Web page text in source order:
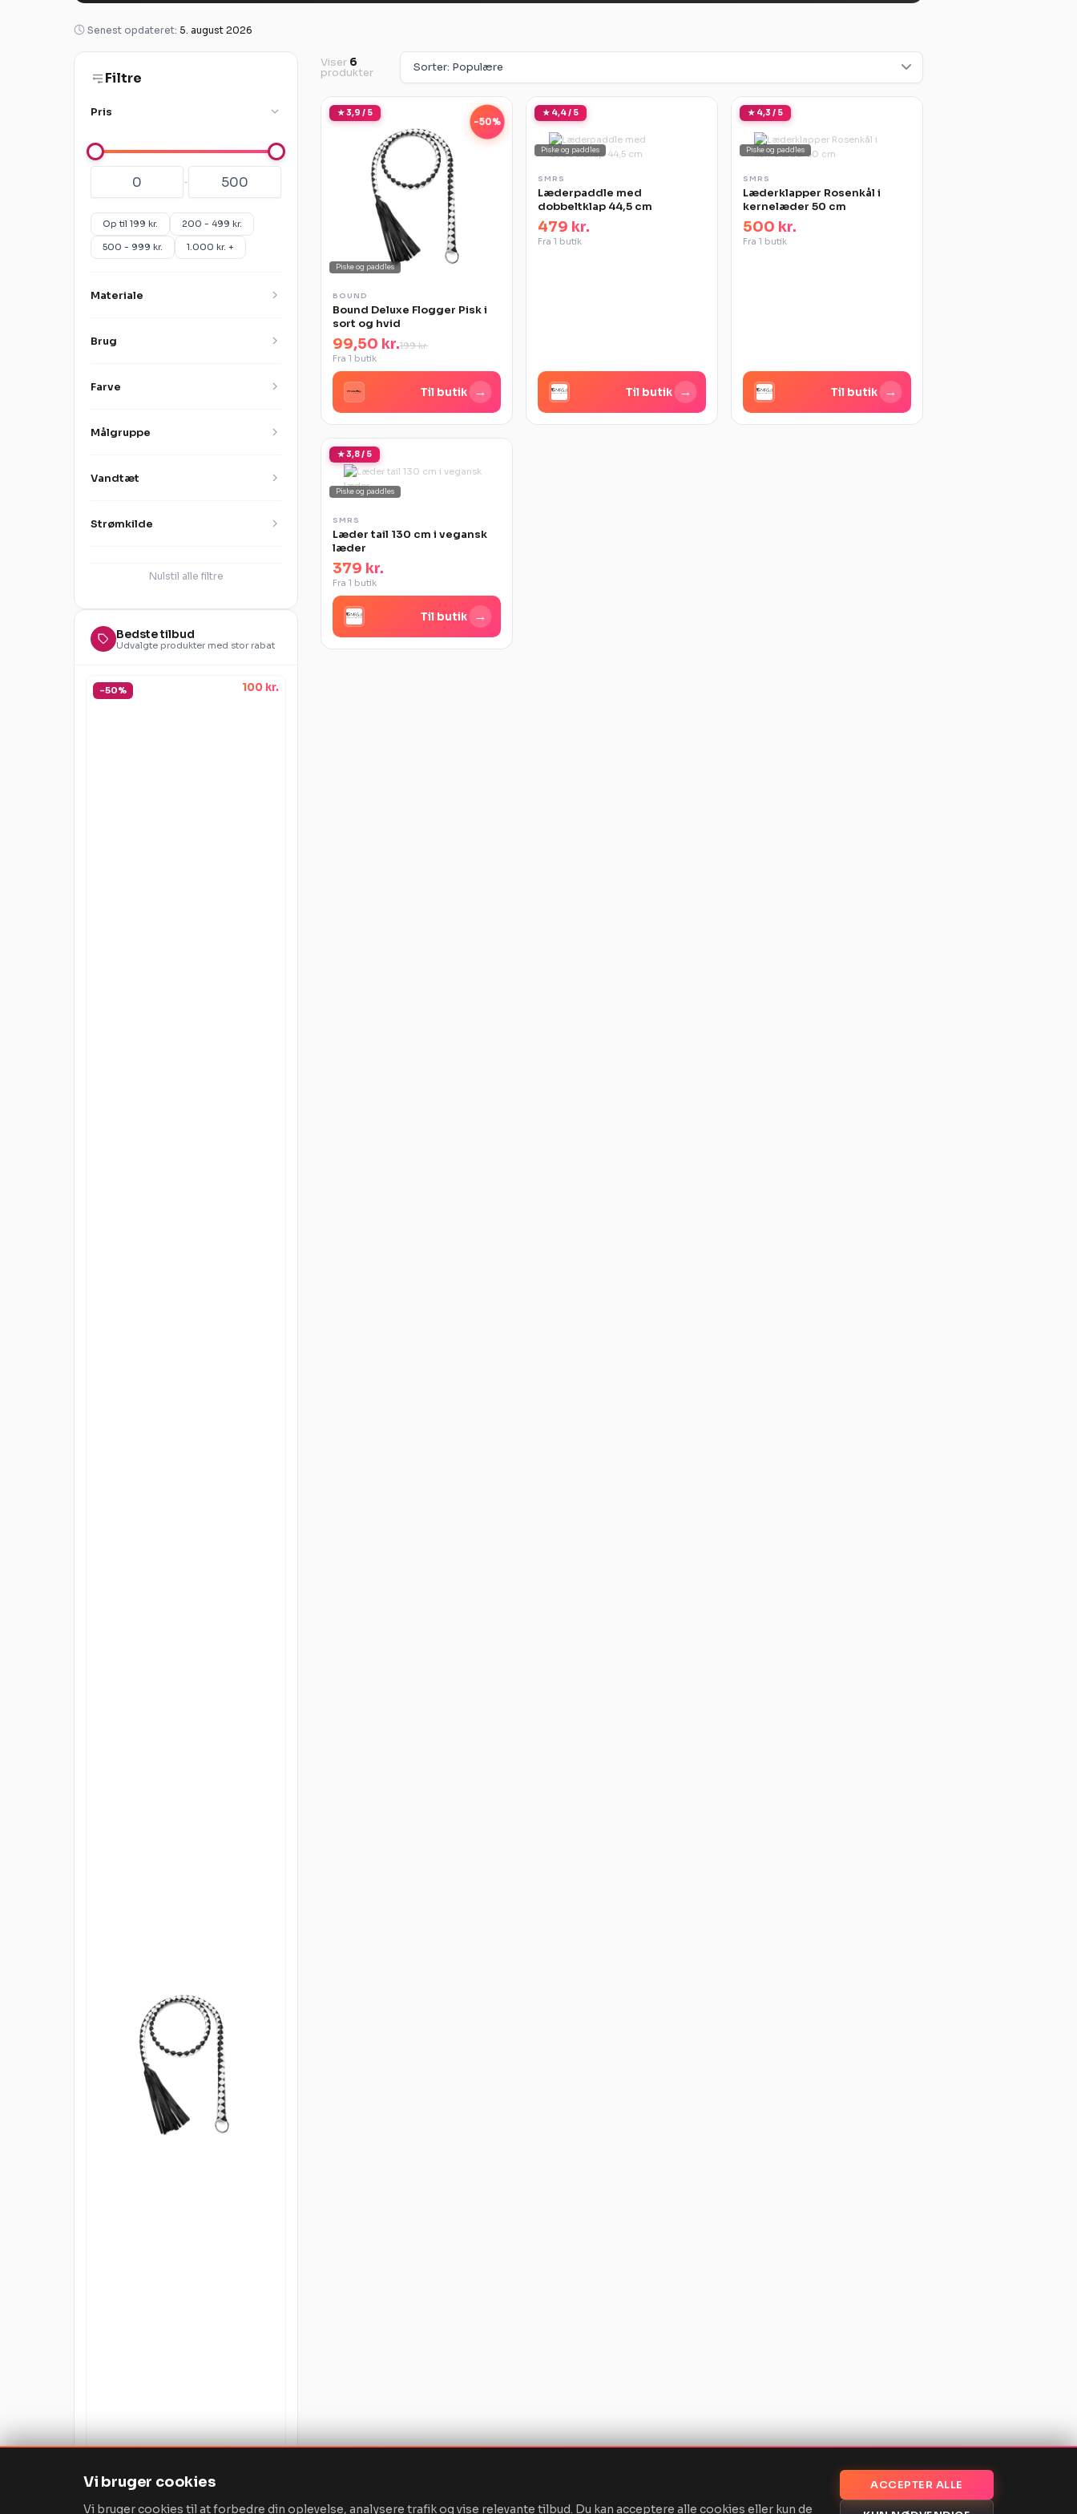
Senest opdateret: 5. august 2026
Filtre
Pris
-
Op til 199 kr. 200 - 499 kr.
500 - 999 kr. 1.000 kr. +
Materiale
Brug
Farve
Målgruppe
Vandtæt
Strømkilde
Nulstil alle filtre
Bedste tilbud
Udvalgte produkter med stor rabat
-50% 100 kr.
Viser 6
produkter
★ 3,9 / 5
-50%
Piske og paddles
BOUND
Bound Deluxe Flogger Pisk i
sort og hvid
99,50 kr.199 kr.
Fra 1 butik
Til butik →
★ 4,4 / 5
Piske og paddles
SMRS
Læderpaddle med
dobbeltklap 44,5 cm
479 kr.
Fra 1 butik
Til butik →
★ 4,3 / 5
Piske og paddles
SMRS
Læderklapper Rosenkål i
kernelæder 50 cm
500 kr.
Fra 1 butik
Til butik →
★ 3,8 / 5
Piske og paddles
SMRS
Læder tail 130 cm i vegansk
læder
379 kr.
Fra 1 butik
Til butik →
Vi bruger cookies
Vi bruger cookies til at forbedre din oplevelse, analysere trafik og vise relevante tilbud. Du kan acceptere alle cookies eller kun de
ACCEPTER ALLE